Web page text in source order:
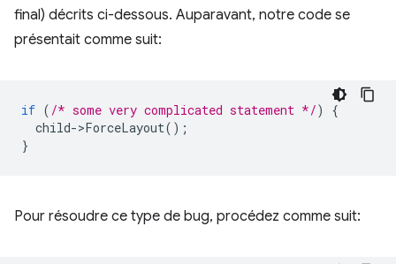
final) décrits ci-dessous. Auparavant, notre code se
présentait comme suit:
if ( /* some very complicated statement */)
{
child->ForceLayout();
}
Pour résoudre ce type de bug, procédez comme suit: